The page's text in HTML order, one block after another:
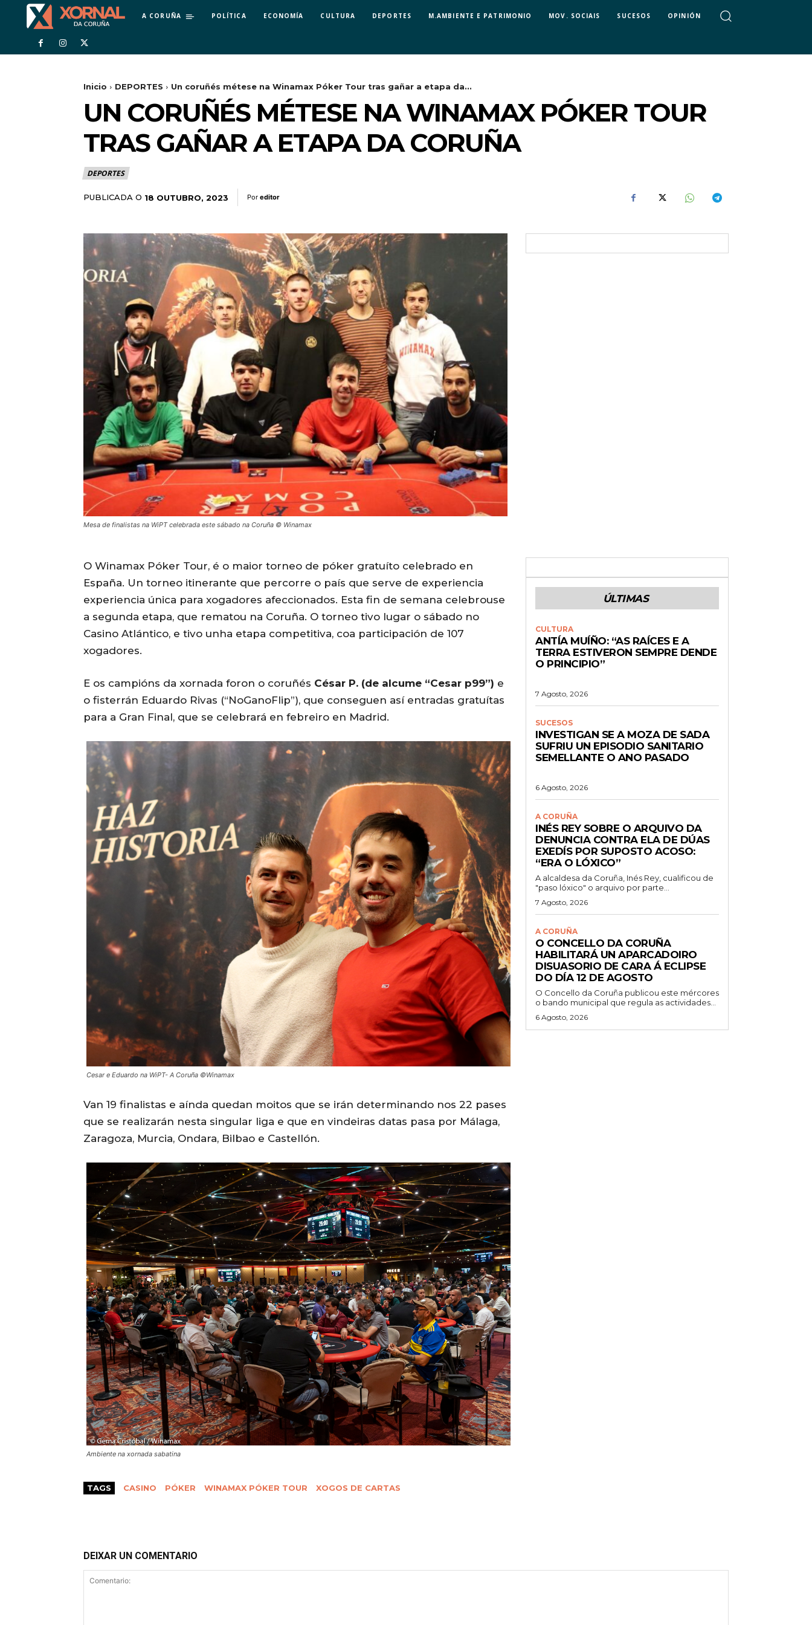
A CORUÑA POLÍTICA ECONOMÍA CULTURA DEPORTES M.AMBIENTE E PATRIMONIO MOV. SOCIAIS SUCESOS OPINIÓN
Inicio DEPORTES Un coruñés métese na Winamax Póker Tour tras gañar a etapa da...
UN CORUÑÉS MÉTESE NA WINAMAX PÓKER TOUR
TRAS GAÑAR A ETAPA DA CORUÑA
DEPORTES
PUBLICADA O 18 OUTUBRO, 2023 Por editor
Mesa de finalistas na WiPT celebrada este sábado na Coruña © Winamax
O Winamax Póker Tour, é o maior torneo de póker gratuíto celebrado en
España. Un torneo itinerante que percorre o país que serve de experiencia
experiencia única para xogadores afeccionados. Esta fin de semana celebrouse
a segunda etapa, que rematou na Coruña. O torneo tivo lugar o sábado no
Casino Atlántico, e tivo unha etapa competitiva, coa participación de 107
xogadores.
E os campións da xornada foron o coruñés César P. (de alcume “Cesar p99”) e
o fisterrán Eduardo Rivas (“NoGanoFlip”), que conseguen así entradas gratuítas
para a Gran Final, que se celebrará en febreiro en Madrid.
Cesar e Eduardo na WiPT- A Coruña ©Winamax
Van 19 finalistas e aínda quedan moitos que se irán determinando nos 22 pases
que se realizarán nesta singular liga e que en vindeiras datas pasa por Málaga,
Zaragoza, Murcia, Ondara, Bilbao e Castellón.
Ambiente na xornada sabatina
TAGS CASINO PÓKER WINAMAX PÓKER TOUR XOGOS DE CARTAS
ÚLTIMAS
CULTURA
ANTÍA MUÍÑO: “AS RAÍCES E A
TERRA ESTIVERON SEMPRE DENDE
O PRINCIPIO”
7 Agosto, 2026
SUCESOS
INVESTIGAN SE A MOZA DE SADA
SUFRIU UN EPISODIO SANITARIO
SEMELLANTE O ANO PASADO
6 Agosto, 2026
A CORUÑA
INÉS REY SOBRE O ARQUIVO DA
DENUNCIA CONTRA ELA DE DÚAS
EXEDÍS POR SUPOSTO ACOSO:
“ERA O LÓXICO”
A alcaldesa da Coruña, Inés Rey, cualificou de
"paso lóxico" o arquivo por parte...
7 Agosto, 2026
A CORUÑA
O CONCELLO DA CORUÑA
HABILITARÁ UN APARCADOIRO
DISUASORIO DE CARA Á ECLIPSE
DO DÍA 12 DE AGOSTO
O Concello da Coruña publicou este mércores
o bando municipal que regula as actividades...
6 Agosto, 2026
DEIXAR UN COMENTARIO